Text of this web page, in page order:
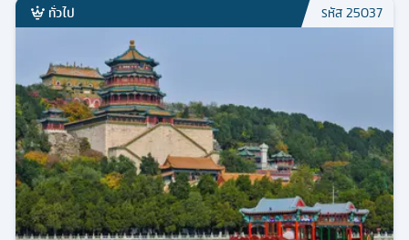
ทั่วไป รหัส25037